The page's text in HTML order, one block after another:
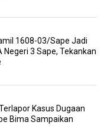
1608-03/Sape Jadi
Negeri 3 Sape, Tekankan
Kasus Dugaan
Bima Sampaikan